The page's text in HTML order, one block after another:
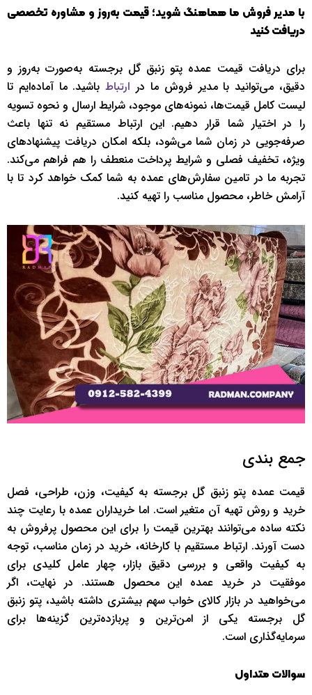
با مدیر فروش ما هماهنگ شوید؛ قیمت به‌روز و مشاوره تخصصی
دریافت کنید
برای دریافت قیمت عمده پتو زنبق گل برجسته به‌صورت به‌روز و
دقیق، می‌توانید با مدیر فروش ما در ارتباطباشید. ما آماده‌ایم تا
لیست کامل قیمت‌ها، نمونه‌های موجود، شرایط ارسال و نحوه تسویه
را در اختیار شما قرار دهیم. این ارتباط مستقیم نه تنها باعث
صرفه‌جویی در زمان شما می‌شود، بلکه امکان دریافت پیشنهادهای
ویژه، تخفیف فصلی و شرایط پرداخت منعطف را هم فراهم می‌کند.
تجربه ما در تامین سفارش‌های عمده به شما کمک خواهد کرد تا با
آرامش خاطر، محصول مناسب را تهیه کنید.
جمع بندی
قیمت عمده پتو زنبق گل برجسته به کیفیت، وزن، طراحی، فصل
خرید و روش تهیه آن متغیر است. اما خریداران عمده با رعایت چند
نکته ساده می‌توانند بهترین قیمت را برای این محصول پرفروش به
دست آورند. ارتباط مستقیم با کارخانه، خرید در زمان مناسب، توجه
به کیفیت واقعی و بررسی دقیق بازار، چهار عامل کلیدی برای
موفقیت در خرید عمده این محصول هستند. در نهایت، اگر
می‌خواهید در بازار کالای خواب سهم بیشتری داشته باشید، پتو زنبق
گل برجسته یکی از امن‌ترین و پربازده‌ترین گزینه‌ها برای
سرمایه‌گذاری است.
سوالات متداول